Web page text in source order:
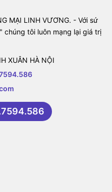
MẠI LINH VƯƠNG. - Với sứ
chúng tôi luôn mạng lại giá trị
XUÂN HÀ NỘI